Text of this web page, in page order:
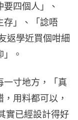
四個人」、
存」、「諗唔
返學近買個咁細
。
一寸地方，「真
用料都可以，
實已經設計得好